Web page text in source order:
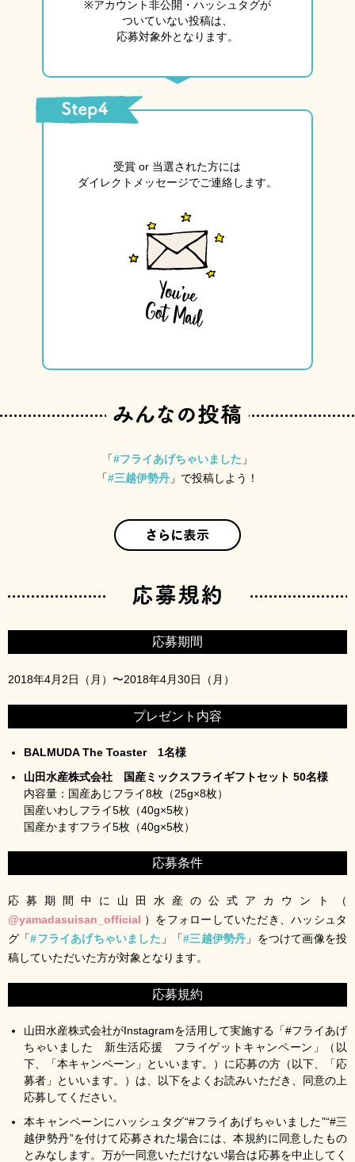
※アカウント非公開・ ハッシュタグが
ついていない投稿は、
応募対象外となります。
受賞 or 当選された方には
ダイレクトメッセージでご連絡します。
「#フライあげちゃいました 」
「#三越伊勢丹 」で投稿しよう！
応募期間
2018年4月2日（月）〜2018年4月30日（月）
プレゼント内容
BALMUDA The Toaster 1名様
山田水産株式会社 国産ミックスフライギフトセット 50名様
内容量：国産あじフライ8枚（25g×8枚）
国産いわしフライ5枚（40g×5枚）
国産かますフライ5枚（40g×5枚）
応募条件
応募期間中に山田水産の公式アカウント（
@yamadasuisan_official ）をフォローしていただき、ハッシュタ
グ「#フライあげちゃいました 」「#三越伊勢丹 」をつけて画像を投
稿していただいた方が対象となります。
応募規約
山田水産株式会社がInstagramを活用して実施する「#フライあげ
ちゃいました 新生活応援 フライゲットキャンペーン」（以
下、「本キャンペーン」といいます。）に応募の方（以下、「応
募者」といいます。）は、以下をよくお読みいただき、同意の上
応募してください。
本キャンペーンにハッシュタグ“#フライあげちゃいました”“#三
越伊勢丹”を付けて応募された場合には、本規約に同意したもの
とみなします。万が一同意いただけない場合は応募を中止してく